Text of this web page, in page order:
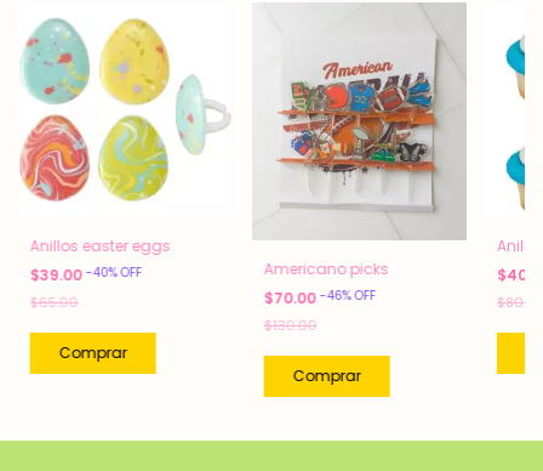
Anillos easter eggs
$39.00 -40%OFF
$65.00
Americano picks
$70.00 -46%OFF
$130.00